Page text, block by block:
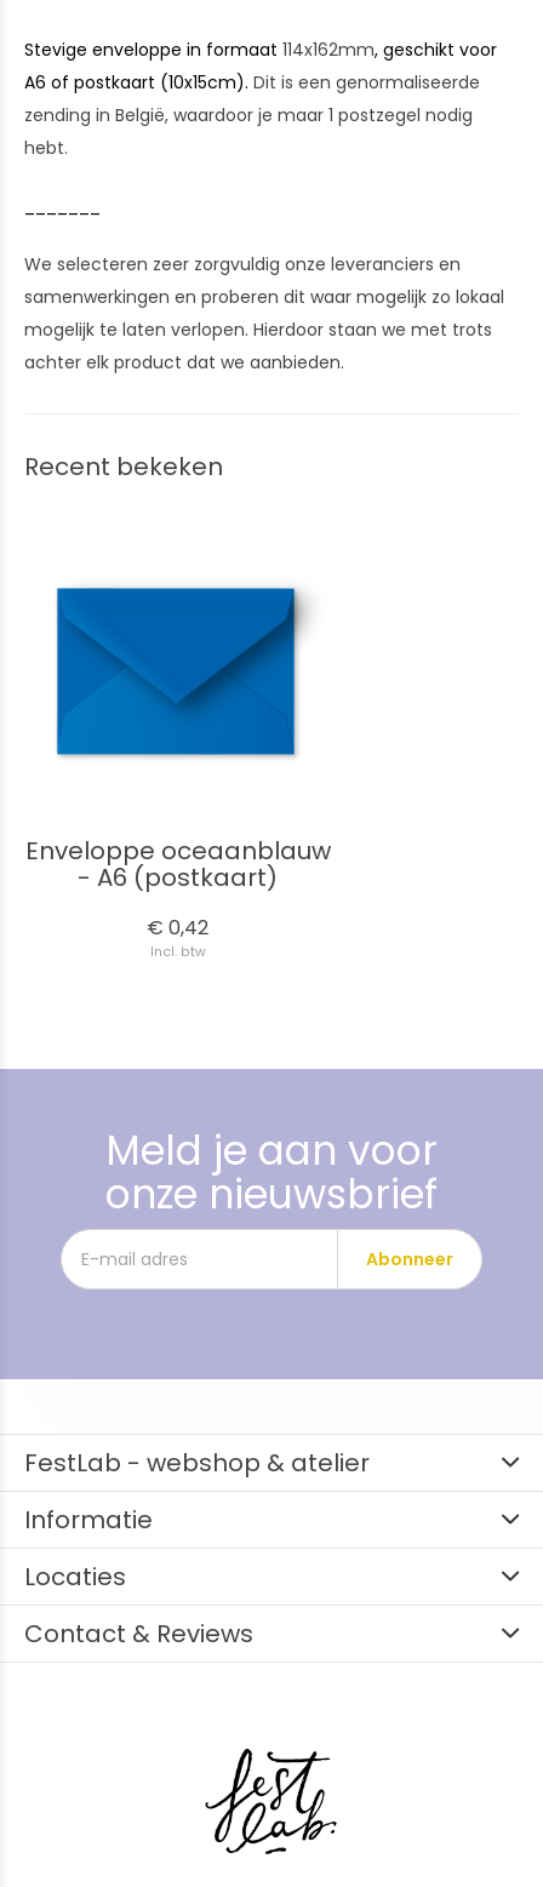
Stevige enveloppe in formaat 114x162mm, geschikt voor
A6 of postkaart (10x15cm). Dit is een genormaliseerde
zending in België, waardoor je maar 1 postzegel nodig
hebt.
We selecteren zeer zorgvuldig onze leveranciers en
samenwerkingen en proberen dit waar mogelijk zo lokaal
mogelijk te laten verlopen. Hierdoor staan we met trots
achter elk product dat we aanbieden.
Recent bekeken
Enveloppe oceaanblauw
- A6 (postkaart)
€ 0,42
Incl. btw
Meld je aan voor
onze nieuwsbrief
Abonneer
FestLab - webshop & atelier
Informatie
Locaties
Contact & Reviews